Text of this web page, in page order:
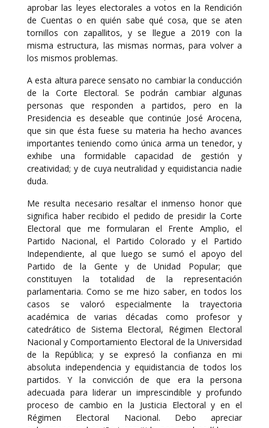
aprobar las leyes electorales a votos en la Rendición
de Cuentas o en quién sabe qué cosa, que se aten
tornillos con zapallitos, y se llegue a 2019 con la
misma estructura, las mismas normas, para volver a
los mismos problemas.
A esta altura parece sensato no cambiar la conducción
de la Corte Electoral. Se podrán cambiar algunas
personas que responden a partidos, pero en la
Presidencia es deseable que continúe José Arocena,
que sin que ésta fuese su materia ha hecho avances
importantes teniendo como única arma un tenedor, y
exhibe una formidable capacidad de gestión y
creatividad; y de cuya neutralidad y equidistancia nadie
duda.
Me resulta necesario resaltar el inmenso honor que
significa haber recibido el pedido de presidir la Corte
Electoral que me formularan el Frente Amplio, el
Partido Nacional, el Partido Colorado y el Partido
Independiente, al que luego se sumó el apoyo del
Partido de la Gente y de Unidad Popular; que
constituyen la totalidad de la representación
parlamentaria. Como se me hizo saber, en todos los
casos se valoró especialmente la trayectoria
académica de varias décadas como profesor y
catedrático de Sistema Electoral, Régimen Electoral
Nacional y Comportamiento Electoral de la Universidad
de la República; y se expresó la confianza en mi
absoluta independencia y equidistancia de todos los
partidos. Y la convicción de que era la persona
adecuada para liderar un imprescindible y profundo
proceso de cambio en la Justicia Electoral y en el
Régimen Electoral Nacional. Debo apreciar